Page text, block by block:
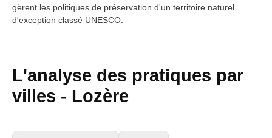
gèrent les politiques de préservation d'un territoire naturel
d'exception classé UNESCO.
L'analyse des pratiques par
villes - Lozère